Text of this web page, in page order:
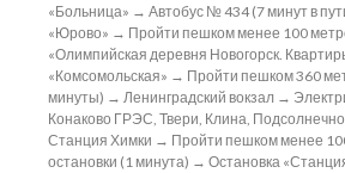
«Больница» → Автобус № 434 (7 минут в
«Юрово» → Пройти пешком менее 100
«Олимпийская деревня Новогорск.
«Комсомольская» → Пройти пешком 360
минуты) → Ленинградский вокзал →
Конаково ГРЭС, Твери, Клина,
Станция Химки → Пройти пешком менее
остановки (1 минута) → Остановка